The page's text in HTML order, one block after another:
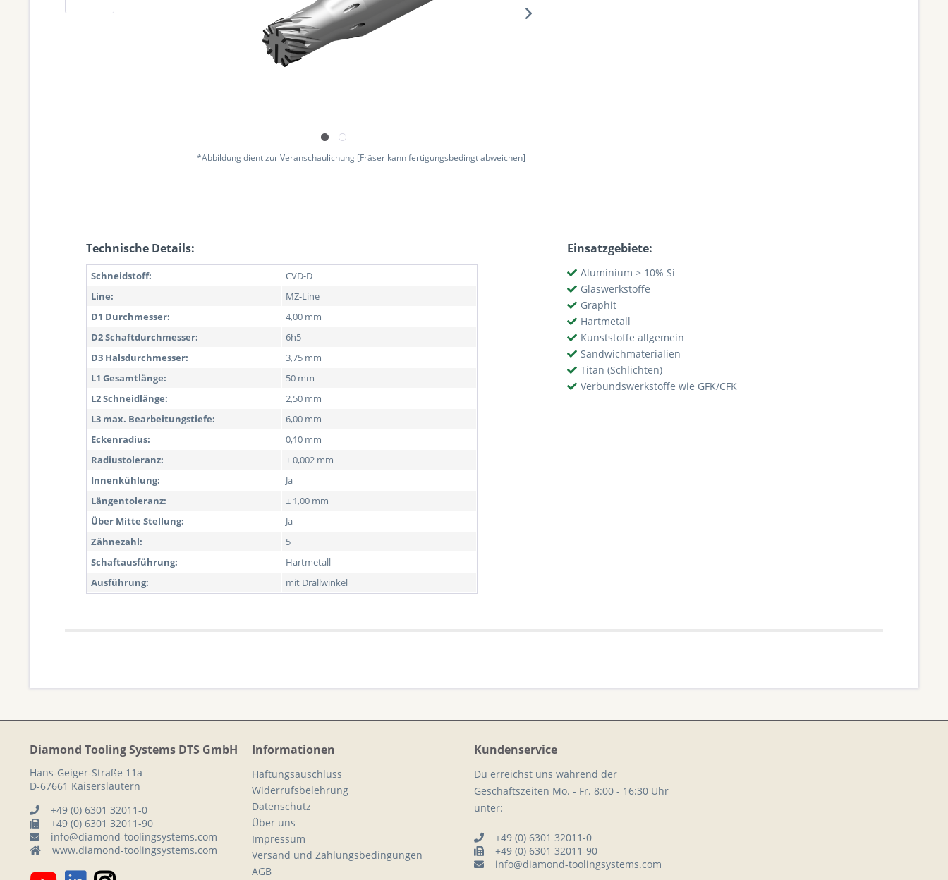
*Abbildung dient zur Veranschaulichung [Fräser kann fertigungsbedingt abweichen]
Technische Details:
Schneidstoff:
CVD-D
Line:
MZ-Line
D1 Durchmesser:
4,00 mm
D2 Schaftdurchmesser:
6h5
D3 Halsdurchmesser:
3,75 mm
L1 Gesamtlänge:
50 mm
L2 Schneidlänge:
2,50 mm
L3 max. Bearbeitungstiefe:
6,00 mm
Eckenradius:
0,10 mm
Radiustoleranz:
± 0,002 mm
Innenkühlung:
Ja
Längentoleranz:
± 1,00 mm
Über Mitte Stellung:
Ja
Zähnezahl:
5
Schaftausführung:
Hartmetall
Ausführung:
mit Drallwinkel
Einsatzgebiete:
Aluminium > 10% Si
Glaswerkstoffe
Graphit
Hartmetall
Kunststoffe allgemein
Sandwichmaterialien
Titan (Schlichten)
Verbundswerkstoffe wie GFK/CFK
Diamond Tooling Systems DTS GmbH
Hans-Geiger-Straße 11a
D-67661 Kaiserslautern
+49 (0) 6301 32011-0
+49 (0) 6301 32011-90
info@diamond-toolingsystems.com
www.diamond-toolingsystems.com
Informationen
Haftungsauschluss
Widerrufsbelehrung
Datenschutz
Über uns
Impressum
Versand und Zahlungsbedingungen
AGB
Kundenservice
Du erreichst uns während der
Geschäftszeiten Mo. - Fr. 8:00 - 16:30 Uhr
unter:
+49 (0) 6301 32011-0
+49 (0) 6301 32011-90
info@diamond-toolingsystems.com